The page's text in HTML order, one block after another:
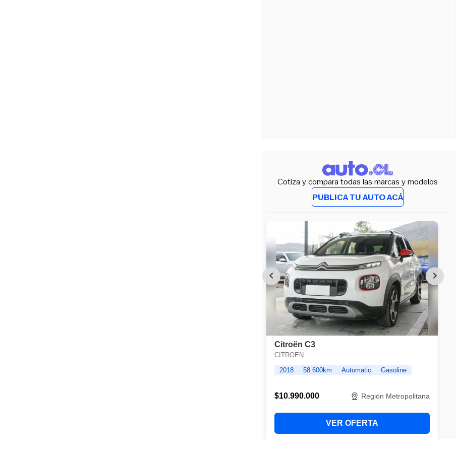
Cotiza y compara todas las marcas y modelos
PUBLICA TU AUTO ACÁ